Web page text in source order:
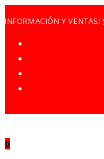
al
contenido
INFORMACIÓN Y VENTAS:
0